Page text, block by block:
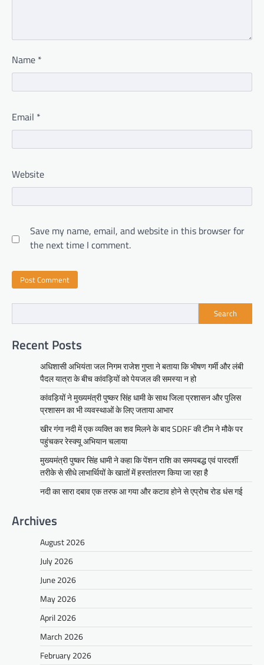
Name *
Email *
Website
Save my name, email, and website in this browser for
the next time I comment.
Search
Recent Posts
अधिशासी अभियंता जल निगम राजेश गुप्ता ने बताया कि भीषण गर्मी और लंबी
पैदल यात्रा के बीच कांवड़ियों को पेयजल की समस्या न हो
कांवड़ियों ने मुख्यमंत्री पुष्कर सिंह धामी के साथ जिला प्रशासन और पुलिस
प्रशासन का भी व्यवस्थाओं के लिए जताया आभार
खीर गंगा नदी में एक व्यक्ति का शव मिलने के बाद SDRF की टीम ने मौके पर
पहुंचकर रेस्क्यू अभियान चलाया
मुख्यमंत्री पुष्कर सिंह धामी ने कहा कि पेंशन राशि का समयबद्ध एवं पारदर्शी
तरीके से सीधे लाभार्थियों के खातों में हस्तांतरण किया जा रहा है
नदी का सारा दबाव एक तरफ आ गया और कटाव होने से एप्रोच रोड धंस गई
Archives
August 2026
July 2026
June 2026
May 2026
April 2026
March 2026
February 2026